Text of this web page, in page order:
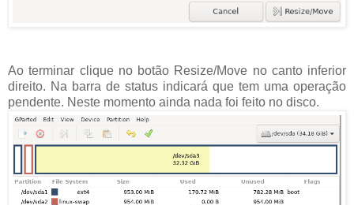
Ao terminar clique no botão Resize/Move no canto inferior
direito. Na barra de status indicará que tem uma operação
pendente. Neste momento ainda nada foi feito no disco.